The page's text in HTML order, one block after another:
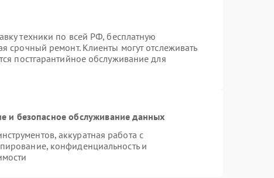
техники по всей РФ, бесплатную
срочный ремонт. Клиенты могут отслеживать
постгарантийное обслуживание для
и безопасное обслуживание данных
аккуратная работа с
конфиденциальность и